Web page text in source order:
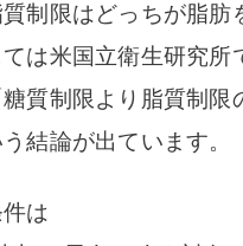
制限はどっちが脂肪
は米国立衛生研究所
質制限より脂質制限
結論が出ています。
は